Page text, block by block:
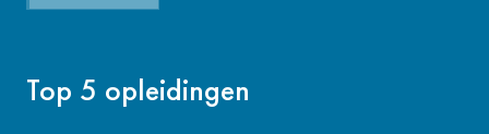
Top 5 opleidingen